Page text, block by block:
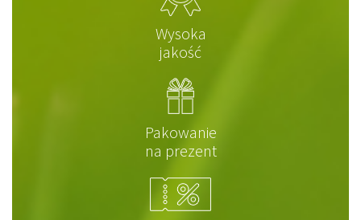
Wysoka
jakość
Pakowanie
na prezent